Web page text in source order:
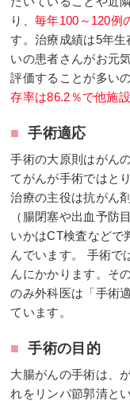
り、毎年100～120例
す。治療成績は5年
いの患者さんがお元
評価することが多い
存率は86.2％で他施
■ 手術適応
手術の大原則はがん
てがんが手術ではと
治療の主役は抗がん
（腸閉塞や出血予防
いかはCT検査などで
んでいます。 手術で
んにかかります。そ
のみ外科医は「手術
ています。
■ 手術の目的
大腸がんの手術は、
れをリンパ節郭清と